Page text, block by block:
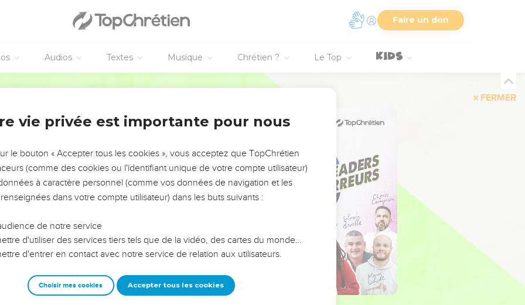
Faire un don
Audios Textes Musique Chrétien ? Le Top
FERMER
LES VOTRES ?
leur impact, leur foi ou leur vision. Mais on voit
qu'ils ont traversés, alors même que ce sont
et responsables reviennent sur les erreurs
avec plus de sagesse afin que leurs erreurs
ministère, une équipe, un groupe ou une famille,
vie privée est importante pour nous
le bouton « Accepter tous les cookies », vous acceptez que TopChrétien
(comme des cookies ou l'identifiant unique de votre compte utilisateur)
à caractère personnel (comme vos données de navigation et les
dans votre compte utilisateur) dans les buts suivants :
de notre service
d'utiliser des services tiers tels que de la vidéo, des cartes du monde…
d'entrer en contact avec notre service de relation aux utilisateurs.
Choisir mes cookies Accepter tous les cookies